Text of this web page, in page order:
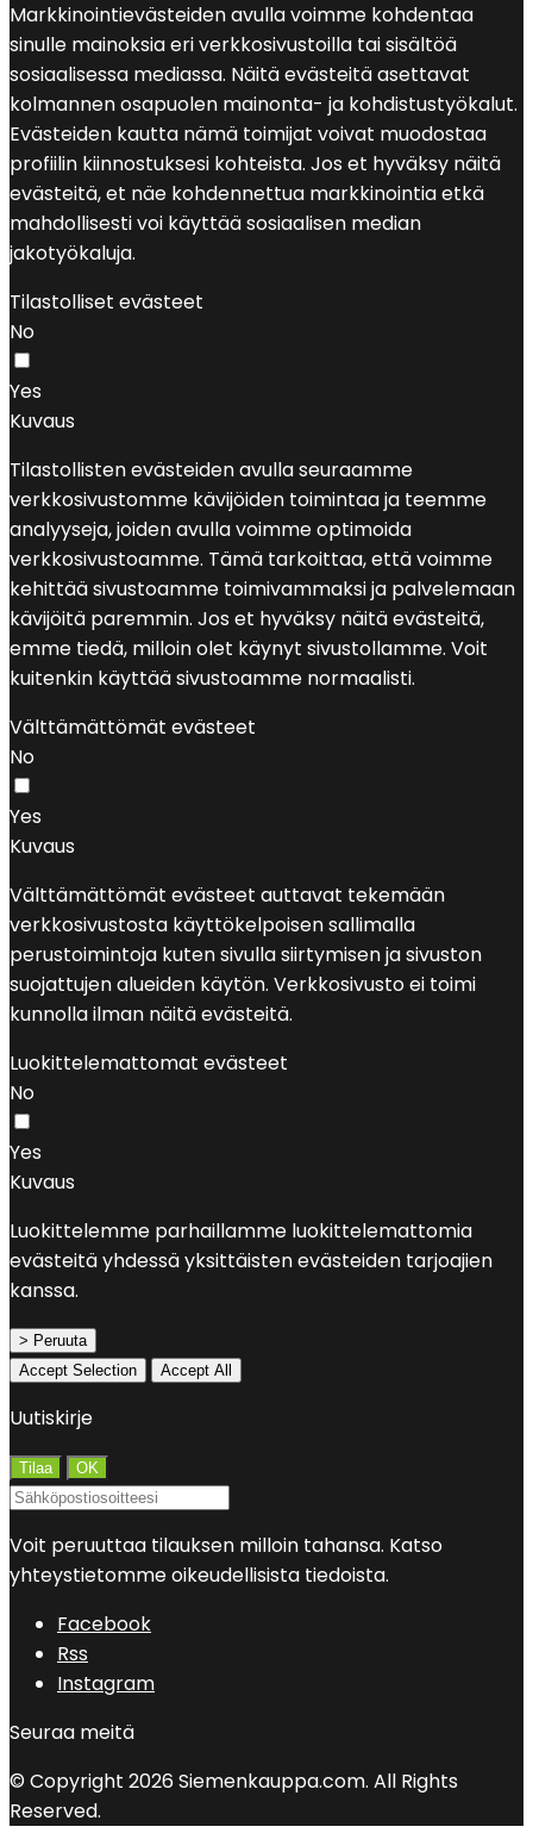
Markkinointievästeiden avulla voimme kohdentaa
sinulle mainoksia eri verkkosivustoilla tai sisältöä
sosiaalisessa mediassa. Näitä evästeitä asettavat
kolmannen osapuolen mainonta- ja kohdistustyökalut.
Evästeiden kautta nämä toimijat voivat muodostaa
profiilin kiinnostuksesi kohteista. Jos et hyväksy näitä
evästeitä, et näe kohdennettua markkinointia etkä
mahdollisesti voi käyttää sosiaalisen median
jakotyökaluja.
Tilastolliset evästeet
No
Yes
Kuvaus
Tilastollisten evästeiden avulla seuraamme
verkkosivustomme kävijöiden toimintaa ja teemme
analyyseja, joiden avulla voimme optimoida
verkkosivustoamme. Tämä tarkoittaa, että voimme
kehittää sivustoamme toimivammaksi ja palvelemaan
kävijöitä paremmin. Jos et hyväksy näitä evästeitä,
emme tiedä, milloin olet käynyt sivustollamme. Voit
kuitenkin käyttää sivustoamme normaalisti.
Välttämättömät evästeet
No
Yes
Kuvaus
Välttämättömät evästeet auttavat tekemään
verkkosivustosta käyttökelpoisen sallimalla
perustoimintoja kuten sivulla siirtymisen ja sivuston
suojattujen alueiden käytön. Verkkosivusto ei toimi
kunnolla ilman näitä evästeitä.
Luokittelemattomat evästeet
No
Yes
Kuvaus
Luokittelemme parhaillamme luokittelemattomia
evästeitä yhdessä yksittäisten evästeiden tarjoajien
kanssa.
> Peruuta
Accept Selection
Accept All
Uutiskirje
Voit peruuttaa tilauksen milloin tahansa. Katso
yhteystietomme oikeudellisista tiedoista.
Facebook
Rss
Instagram
Seuraa meitä
© Copyright 2026 Siemenkauppa.com. All Rights
Reserved.